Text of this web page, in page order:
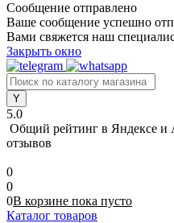
Сообщение отправлено
Ваше сообщение успешно
Вами свяжется наш
Закрыть окно
5.0
Общий рейтинг в Яндексе и
отзывов
0
0
0В корзине пока пусто
Каталог товаров